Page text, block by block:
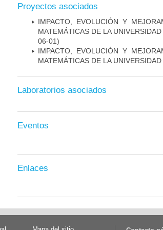
Proyectos asociados
IMPACTO, EVOLUCIÓN Y
MATEMÁTICAS DE LA
06-01)
IMPACTO, EVOLUCIÓN Y
MATEMÁTICAS DE LA
Laboratorios asociados
Eventos
Enlaces